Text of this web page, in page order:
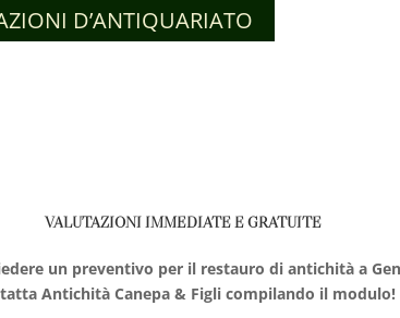
D’ANTIQUARIATO
VALUTAZIONI IMMEDIATE E GRATUITE
un preventivo per il restauro di antichità a
Antichità Canepa & Figli compilando il modulo!